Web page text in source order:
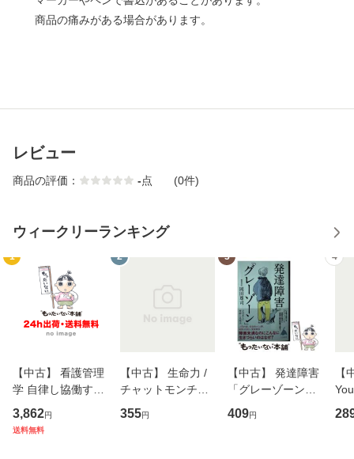
商品の痛みがある場合があります。
レビュー
商品の評価： -点 (0件)
ウィークリーランキング
1
【中古】 看護管理
学 自律し協働する
専門職の看護マネ
ジメントスキル 改
3,862円
送料無料
2
【中古】 生命力 /
チャットモンチー /
キューンレコード
[CD]【メール便送
355円
3
【中古】 発達障害
「グレーゾーン」
その正しい理解と
克服法 (SB新書 57
409円
4
【
のが